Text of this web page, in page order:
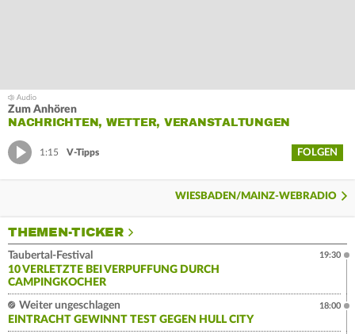
Zum Anhören
NACHRICHTEN, WETTER, VERANSTALTUNGEN
1:15 V-Tipps FOLGEN
WIESBADEN/MAINZ-WEBRADIO
THEMEN-TICKER
Taubertal-Festival
10 VERLETZTE BEI VERPUFFUNG DURCH
CAMPINGKOCHER
19:30
Weiter ungeschlagen
EINTRACHT GEWINNT TEST GEGEN HULL CITY
18:00